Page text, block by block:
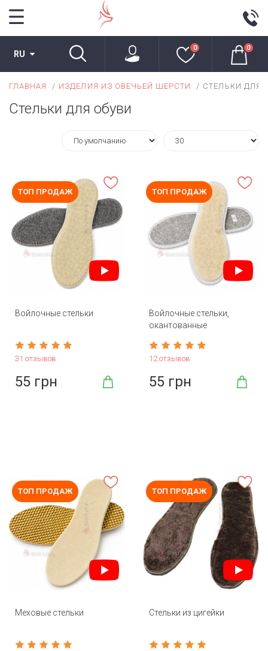
RU
0 0
ГЛАВНАЯ ИЗДЕЛИЯ ИЗ ОВЕЧЬЕЙ ШЕРСТИ СТЕЛЬКИ ДЛЯ
Cтельки для обуви
ТОП ПРОДАЖ
Войлочные стельки
31 отзывов
55 грн
ТОП ПРОДАЖ
Войлочные стельки,
окантованные
12 отзывов
55 грн
ТОП ПРОДАЖ
Меховые стельки
ТОП ПРОДАЖ
Стельки из цигейки